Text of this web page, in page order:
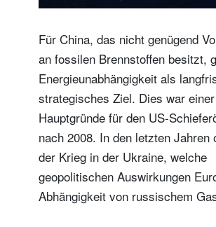
Für China, das nicht genügend
an fossilen Brennstoffen besitzt,
Energieunabhängigkeit als
strategisches Ziel. Dies war
Hauptgründe für den US-
nach 2008. In den letzten Jahren
der Krieg in der Ukraine, welche
geopolitischen Auswirkungen
Abhängigkeit von russischem